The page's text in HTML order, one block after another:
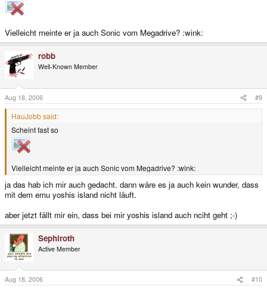
Vielleicht meinte er ja auch Sonic vom Megadrive? :wink:
robb
Well-Known Member
Aug 18, 2006 #9
HauJobb said:
Scheint fast so
Vielleicht meinte er ja auch Sonic vom Megadrive? :wink:
ja das hab ich mir auch gedacht. dann wäre es ja auch kein wunder, dass
mit dem emu yoshis island nicht läuft.
aber jetzt fällt mir ein, dass bei mir yoshis island auch nciht geht ;-)
Sephiroth
Active Member
Aug 18, 2006 #10